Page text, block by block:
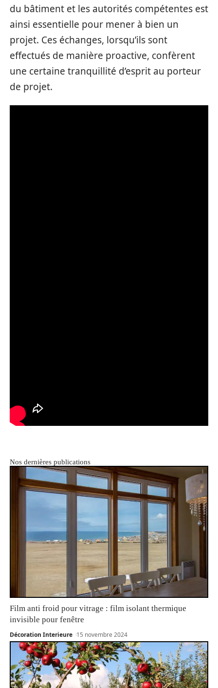
du bâtiment et les autorités compétentes est
ainsi essentielle pour mener à bien un
projet. Ces échanges, lorsqu’ils sont
effectués de manière proactive, confèrent
une certaine tranquillité d’esprit au porteur
de projet.
Nos dernières publications
Film anti froid pour vitrage : film isolant thermique
invisible pour fenêtre
Décoration Interieure 15 novembre 2024